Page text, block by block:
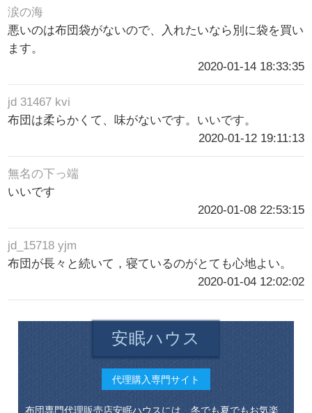
涙の海
悪いのは布団袋がないので、入れたいなら別に袋を買い
ます。
2020-01-14 18:33:35
jd 31467 kvi
布団は柔らかくて、味がないです。いいです。
2020-01-12 19:11:13
無名の下っ端
いいです
2020-01-08 22:53:15
jd_15718 yjm
布団が長々と続いて，寝ているのがとても心地よい。
2020-01-04 12:02:02
安眠ハウス
代理購入専門サイト
布団専門代理販売店安眠ハウスには、冬でも夏でもお気楽